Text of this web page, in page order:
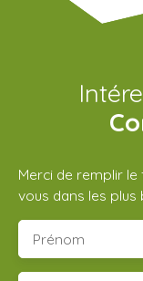
Merci de remplir
vous dans les plus
Prénom